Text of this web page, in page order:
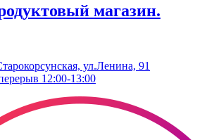
магазин.
ул.Ленина, 91
12:00-13:00